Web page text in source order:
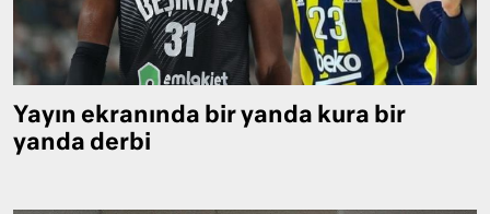
Yayın ekranında bir yanda kura bir
yanda derbi